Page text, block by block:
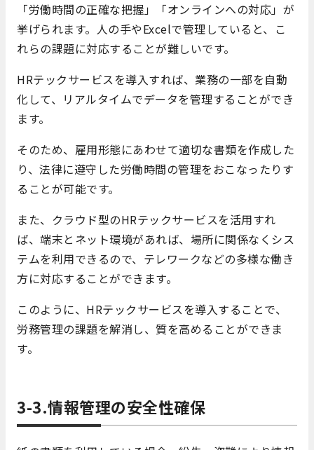
「労働時間の正確な把握」「オンラインへの対応」が
挙げられます。人の手やExcelで管理していると、こ
れらの課題に対応することが難しいです。
HRテックサービスを導入すれば、業務の一部を自動
化して、リアルタイムでデータを管理することができ
ます。
そのため、雇用形態にあわせて適切な書類を作成した
り、法律に遵守した労働時間の管理をおこなったりす
ることが可能です。
また、クラウド型のHRテックサービスを活用すれ
ば、端末とネット環境があれば、場所に関係なくシス
テムを利用できるので、テレワークなどの多様な働き
方に対応することができます。
このように、HRテックサービスを導入することで、
労務管理の課題を解消し、質を高めることができま
す。
3-3.情報管理の安全性確保